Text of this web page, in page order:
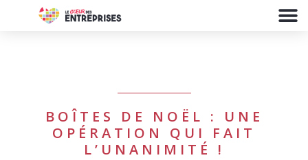
BOÎTES DE NOËL : UNE
OPÉRATION QUI FAIT
L’UNANIMITÉ !